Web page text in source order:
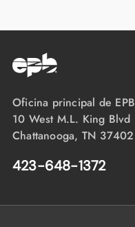
Oficina principal de EPB
10 West M.L. King Blvd
Chattanooga, TN 37402
423-648-1372